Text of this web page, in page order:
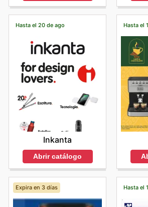
Hasta el 20 de ago
Inkanta
Abrir catálogo
Hasta el
Expira en 3 días Hasta el